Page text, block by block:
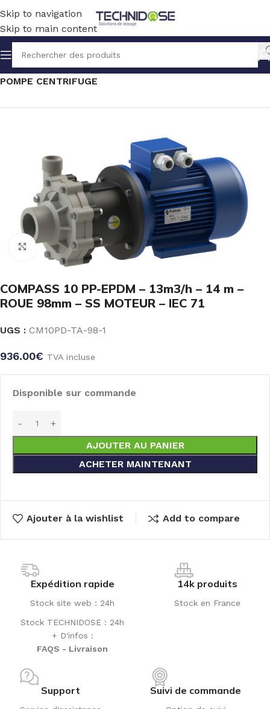
Skip to navigation
Skip to main content
Accueil TRANSFERT SOLUTION ELECTRIQUE
POMPE CENTRIFUGE
Click to enlarge
COMPASS 10 PP-EPDM – 13m3/h – 14 m –
ROUE 98mm – SS MOTEUR – IEC 71
UGS : CM10PD-TA-98-1
936.00€ TVA incluse
Disponible sur commande
AJOUTER AU PANIER
ACHETER MAINTENANT
Ajouter à la wishlist Add to compare
Expédition rapide
Stock site web : 24h
Stock TECHNIDOSE : 24h
+ D'infos :
FAQS - Livraison
14k produits
Stock en France
Support Suivi de commande